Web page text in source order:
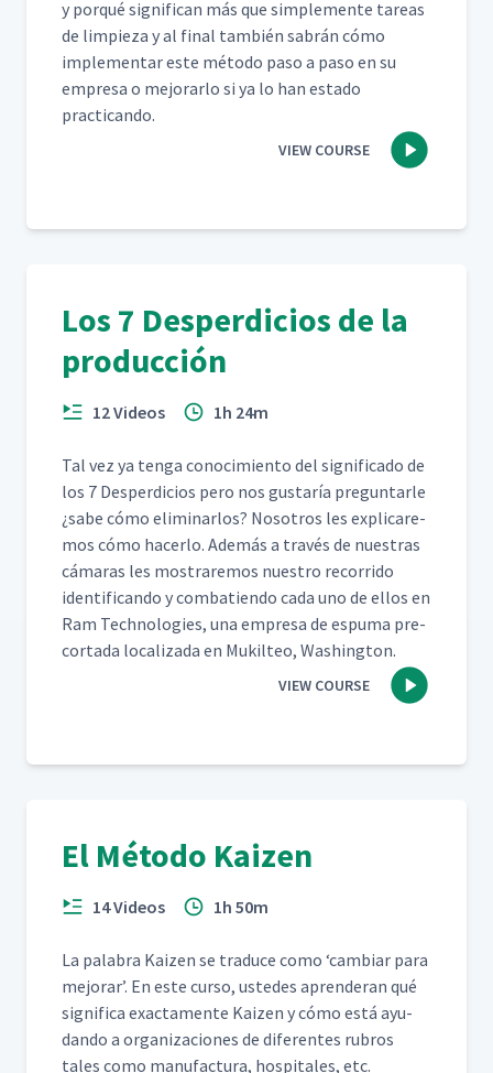
y porqué sig­nif­i­can más que sim­ple­mente tar­eas
de limpieza y al final tam­bién sabrán cómo
imple­men­tar este méto­do paso a paso en su
empre­sa o mejo­rar­lo si ya lo han esta­do
practicando.
VIEW COURSE
Los 7 Desperdicios de la
producción
12 Videos 1h 24m
Tal vez ya ten­ga conocimien­to del sig­nifi­ca­do de
los 7 Des­perdi­cios pero nos gus­taría pre­gun­tar­le
¿sabe cómo elim­i­nar­los? Nosotros les expli­care­
mos cómo hac­er­lo. Además a través de nues­tras
cámaras les mostraremos nue­stro recor­ri­do
iden­ti­f­i­can­do y com­bat­ien­do cada uno de ellos en
Ram Tech­nolo­gies, una empre­sa de espuma pre-
cor­ta­da local­iza­da en Muk­il­teo, Washington.
VIEW COURSE
El Método Kaizen
14 Videos 1h 50m
La pal­abra Kaizen se tra­duce como ‘cam­biar para
mejo­rar’. En este cur­so, ust­edes apren­der­an qué
sig­nifi­ca exac­ta­mente Kaizen y cómo está ayu­
dan­do a orga­ni­za­ciones de difer­entes rubros
tales como man­u­fac­tura, hos­pi­tales, etc.